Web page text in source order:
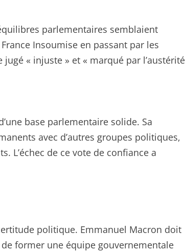
parlementaires semblaient
Insoumise en passant par les
« injuste » et « marqué par l’austérité
base parlementaire solide. Sa
avec d’autres groupes politiques,
L’échec de ce vote de confiance a
politique. Emmanuel Macron doit
former une équipe gouvernementale